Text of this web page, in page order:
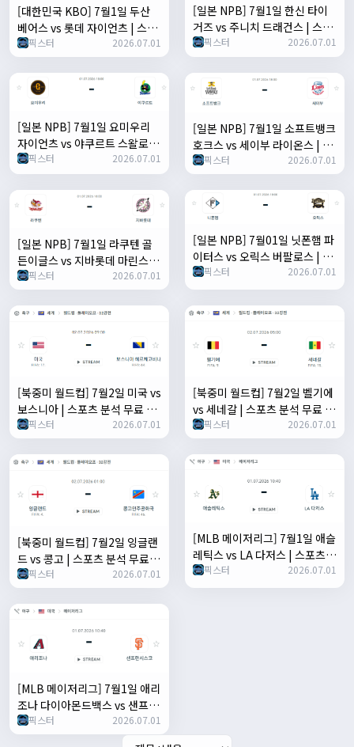
[대한민국 KBO] 7월1일 두산
베어스 vs 롯데 자이언츠 | 스포
츠 분석 무료 중계 토친놈
픽스터 2026.07.01
[일본 NPB] 7월1일 한신 타이
거즈 vs 주니치 드래건스 | 스포
츠 분석 무료 중계 토친놈
픽스터 2026.07.01
[일본 NPB] 7월1일 요미우리
자이언츠 vs 야쿠르트 스왈로즈
| 스포츠 분석 무료 중계 토친놈
픽스터 2026.07.01
[일본 NPB] 7월1일 소프트뱅크
호크스 vs 세이부 라이온스 | 스
포츠 분석 무료 중계 토친놈
픽스터 2026.07.01
[일본 NPB] 7월1일 라쿠텐 골
든이글스 vs 지바롯데 마린스 |
스포츠 분석 무료 중계 토친놈
픽스터 2026.07.01
[일본 NPB] 7월01일 닛폰햄 파
이터스 vs 오릭스 버팔로스 | 스
포츠 분석 무료 중계 토친놈
픽스터 2026.07.01
[북중미 월드컵] 7월2일 미국 vs
보스니아 | 스포츠 분석 무료 중
계 토친놈
픽스터 2026.07.01
[북중미 월드컵] 7월2일 벨기에
vs 세네갈 | 스포츠 분석 무료 중
계 토친놈
픽스터 2026.07.01
[북중미 월드컵] 7월2일 잉글랜
드 vs 콩고 | 스포츠 분석 무료
중계 토친놈
픽스터 2026.07.01
[MLB 메이저리그] 7월1일 애슬
레틱스 vs LA 다저스 | 스포츠
분석 무료 중계 토친놈
픽스터 2026.07.01
[MLB 메이저리그] 7월1일 애리
조나 다이아몬드백스 vs 샌프란
시스코 자이언츠 | 스포츠 분석
무료 중계 토친놈
픽스터 2026.07.01